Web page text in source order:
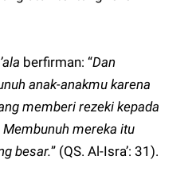
berfirman: “Dan
anak-anakmu karena
memberi rezeki kepada
mereka itu
besar.” (QS. Al-Isra’: 31).